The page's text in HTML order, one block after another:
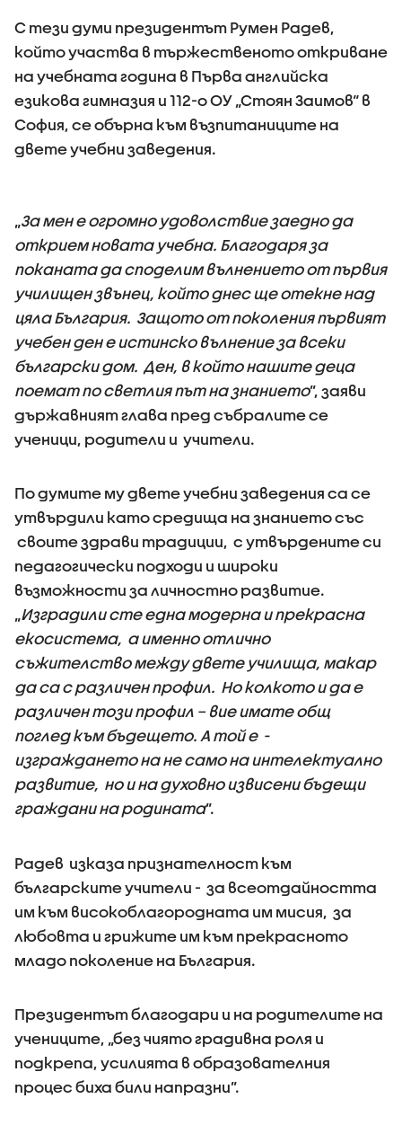
С тези думи президентът Румен Радев,
който участва в тържественото откриване
на учебната година в Първа английска
езикова гимназия и 112-o ОУ „Стоян Заимов“ в
София, се обърна към възпитаниците на
двете учебни заведения.
„За мен е огромно удоволствие заедно да
открием новата учебна. Благодаря за
поканата да споделим вълнението от първия
училищен звънец, който днес ще отекне над
цяла България. Защото от поколения първият
учебен ден е истинско вълнение за всеки
български дом. Ден, в който нашите деца
поемат по светлия път на знанието”, заяви
държавният глава пред събралите се
ученици, родители и учители.
По думите му двете учебни заведения са се
утвърдили като средища на знанието със
своите здрави традиции, с утвърдените си
педагогически подходи и широки
възможности за личностно развитие.
„Изградили сте една модерна и прекрасна
екосистема, а именно отлично
съжителство между двете училища, макар
да са с различен профил. Но колкото и да е
различен този профил – вие имате общ
поглед към бъдещето. А той е -
изграждането на не само на интелектуално
развитие, но и на духовно извисени бъдещи
граждани на родината”.
Радев изказа признателност към
българските учители - за всеотдайността
им към високоблагородната им мисия, за
любовта и грижите им към прекрасното
младо поколение на България.
Президентът благодари и на родителите на
учениците, „без чиято градивна роля и
подкрепа, усилията в образователния
процес биха били напразни”.